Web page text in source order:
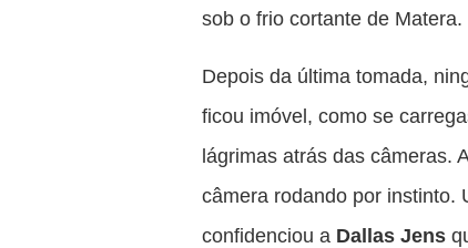
sob o frio cortante de Matera.
Depois da última tomada,
ficou imóvel, como se
lágrimas atrás das câmeras.
câmera rodando por instinto.
confidenciou a Dallas Jens